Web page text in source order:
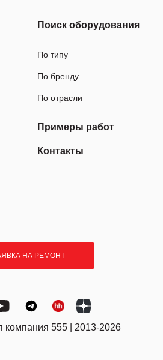
Поиск оборудования
По типу
По бренду
По отрасли
Примеры работ
Контакты
НА РЕМОНТ
555 | 2013-2026